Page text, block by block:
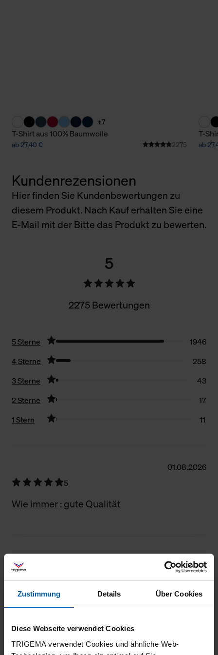
Zustimmung Details Über Cookies
Diese Webseite verwendet Cookies
TRIGEMA verwendet Cookies und ähnliche Web-
+7
T-Shirt aus 100% Baumwolle
ab 27,40 € 2275
T-
ab
Kundenrezensionen
Hier finden Sie Kundenbewertungen zu
diesem Produkt. Nach Kauf erhalten Sie eine
E-Mail mit der Bitte das Produkt zu bewerten.
5
2275 Bewertungen
5 Sterne
1946
4 Sterne
258
3 Sterne
43
2 Sterne
17
1 Stern
11
01.08.2026
5
Wie immer : gute Qualität
31.07.2026
Gute moderne qualität
30.07.2026